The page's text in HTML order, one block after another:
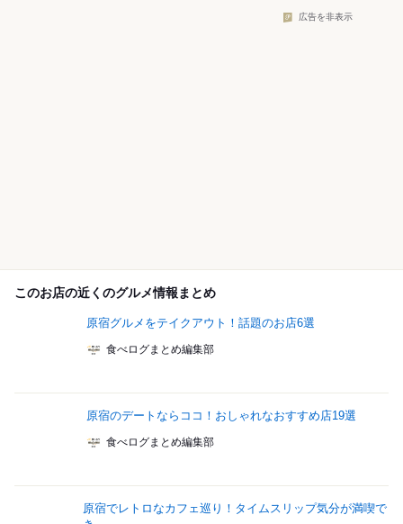
広告を非表示
このお店の近くのグルメ情報まとめ
原宿グルメをテイクアウト！話題のお店6選
食べログまとめ編集部
原宿のデートならココ！おしゃれなおすすめ店19選
食べログまとめ編集部
原宿でレトロなカフェ巡り！タイムスリップ気分が満喫で